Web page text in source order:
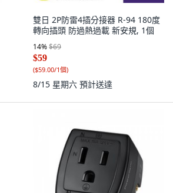
雙日 2P防雷4插分接器 R-94 180度
轉向插頭 防過熱過載 新安規, 1個
14%$69
$59
($59.00/1個)
8/15 星期六 預計送達